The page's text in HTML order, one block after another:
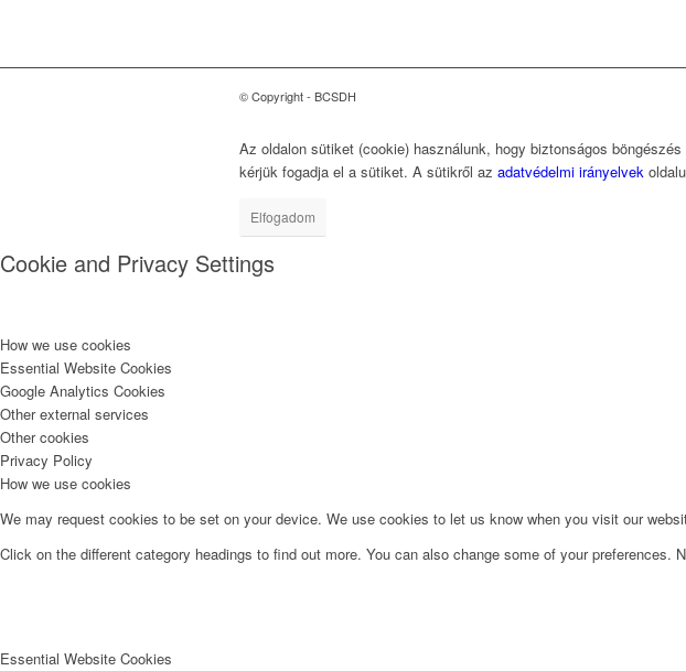
© Copyright - BCSDH
Az oldalon sütiket (cookie) használunk, hogy biztonságos
kérjük fogadja el a sütiket. A sütikről az adatvédelmi irányelvek
Elfogadom
Cookie and Privacy Settings
How we use cookies
Essential Website Cookies
Google Analytics Cookies
Other external services
Other cookies
Privacy Policy
How we use cookies
We may request cookies to be set on your device. We use cookies to let us know when you visit our
Click on the different category headings to find out more. You can also change some of your
Essential Website Cookies